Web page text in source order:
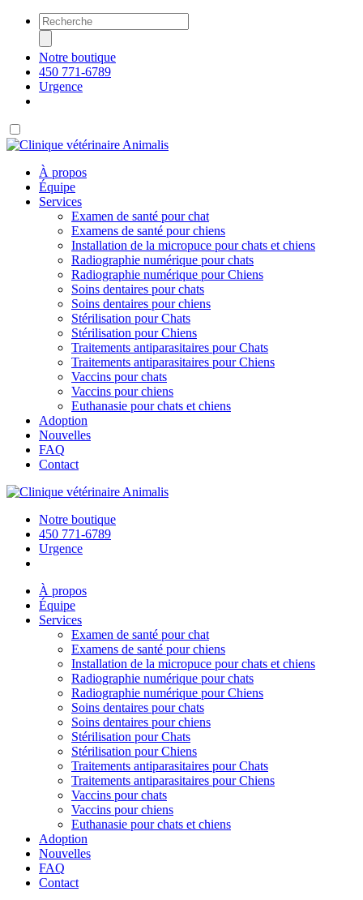
Notre boutique
450 771-6789
Urgence
À propos
Équipe
Services
Examen de santé pour chat
Examens de santé pour chiens
Installation de la micropuce pour chats et chiens
Radiographie numérique pour chats
Radiographie numérique pour Chiens
Soins dentaires pour chats
Soins dentaires pour chiens
Stérilisation pour Chats
Stérilisation pour Chiens
Traitements antiparasitaires pour Chats
Traitements antiparasitaires pour Chiens
Vaccins pour chats
Vaccins pour chiens
Euthanasie pour chats et chiens
Adoption
Nouvelles
FAQ
Contact
Notre boutique
450 771-6789
Urgence
À propos
Équipe
Services
Examen de santé pour chat
Examens de santé pour chiens
Installation de la micropuce pour chats et chiens
Radiographie numérique pour chats
Radiographie numérique pour Chiens
Soins dentaires pour chats
Soins dentaires pour chiens
Stérilisation pour Chats
Stérilisation pour Chiens
Traitements antiparasitaires pour Chats
Traitements antiparasitaires pour Chiens
Vaccins pour chats
Vaccins pour chiens
Euthanasie pour chats et chiens
Adoption
Nouvelles
FAQ
Contact